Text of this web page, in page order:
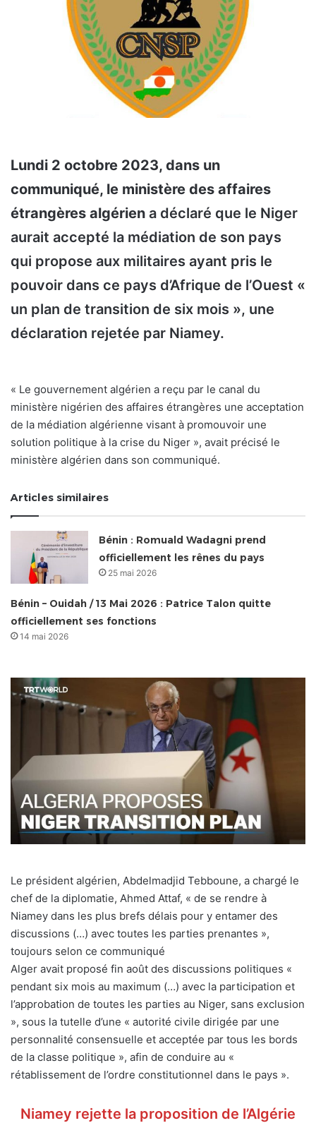
Lundi 2 octobre 2023, dans un
communiqué, le ministère des affaires
étrangères algérien a déclaré que le Niger
aurait accepté la médiation de son pays
qui propose aux militaires ayant pris le
pouvoir dans ce pays d’Afrique de l’Ouest «
un plan de transition de six mois », une
déclaration rejetée par Niamey.
« Le gouvernement algérien a reçu par le canal du
ministère nigérien des affaires étrangères une acceptation
de la médiation algérienne visant à promouvoir une
solution politique à la crise du Niger », avait précisé le
ministère algérien dans son communiqué.
Articles similaires
Bénin : Romuald Wadagni prend
officiellement les rênes du pays
25 mai 2026
Bénin – Ouidah / 13 Mai 2026 : Patrice Talon quitte
officiellement ses fonctions
14 mai 2026
Le président algérien, Abdelmadjid Tebboune, a chargé le
chef de la diplomatie, Ahmed Attaf, « de se rendre à
Niamey dans les plus brefs délais pour y entamer des
discussions (…) avec toutes les parties prenantes »,
toujours selon ce communiqué
Alger avait proposé fin août des discussions politiques «
pendant six mois au maximum (…) avec la participation et
l’approbation de toutes les parties au Niger, sans exclusion
», sous la tutelle d’une « autorité civile dirigée par une
personnalité consensuelle et acceptée par tous les bords
de la classe politique », afin de conduire au «
rétablissement de l’ordre constitutionnel dans le pays ».
Niamey rejette la proposition de l’Algérie